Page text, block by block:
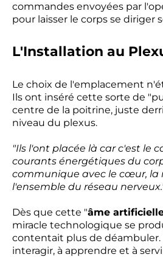
commandes envoyées par
pour laisser le corps se diriger
L'Installation au
Le choix de l'emplacement
Ils ont inséré cette sorte de
centre de la poitrine, juste
niveau du plexus.
"Ils l'ont placée là car c'est le
courants énergétiques du
communique avec le cœur, la
l'ensemble du réseau
Dès que cette "âme
miracle technologique se
contentait plus de déambuler.
interagir, à apprendre et à